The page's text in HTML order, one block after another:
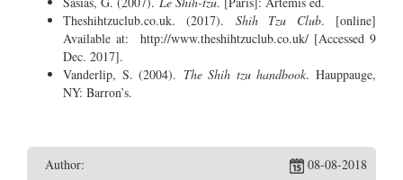
Theshihtzuclub.co.uk. (2017). Shih Tzu Club. [online]
Available at: http://www.theshihtzuclub.co.uk/ [Accessed 9
Dec. 2017].
Vanderlip, S. (2004). The Shih tzu handbook. Hauppauge,
NY: Barron’s.
Author: 08-08-2018